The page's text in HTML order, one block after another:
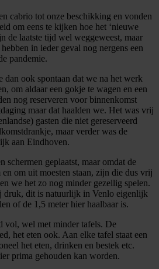
cabrio tot onze beschikking en vonden
om eens te kijken hoe het ‘nieuwe
de laatste tijd wel weggeweest, maar
in ieder geval nog nergens een
pandemie.
ook spontaan dat we na het werk
om aldaar een gokje te wagen en een
nog reserveren voor binnenkomst
maar dat haalden we. Het was vrij
gasten die niet gereserveerd
maar verder was de
aan Eindhoven.
schermen geplaatst, maar omdat de
om uit moesten staan, zijn die dus vrij
we het zo nog minder gezellig spelen.
druk, dit is natuurlijk in Venlo eigenlijk
of de 1,5 meter hier haalbaar is.
vol, wel met minder tafels. De
het eten ook. Aan elke tafel staat een
het eten, drinken en bestek etc.
prima gehouden kan worden.